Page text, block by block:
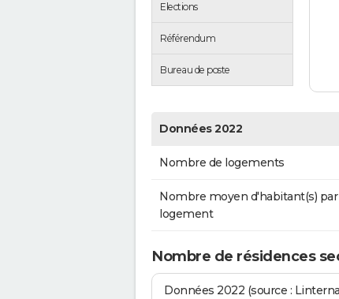
Elections
Référendum
Bureau de poste
Données 2022
Nombre de logements
Nombre moyen d'habitant(s) par
logement
Nombre de résidences
Données 2022 (source :